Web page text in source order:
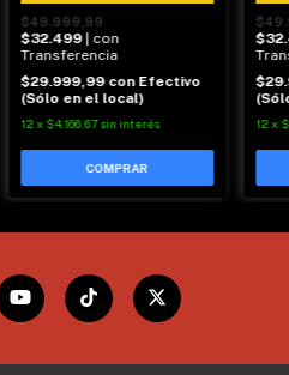
$49.999,99
$32.499 | con
Transferencia
$29.999,99 con Efectivo
(Sólo en el local)
12 x $4.166,67 sin interés 12 x